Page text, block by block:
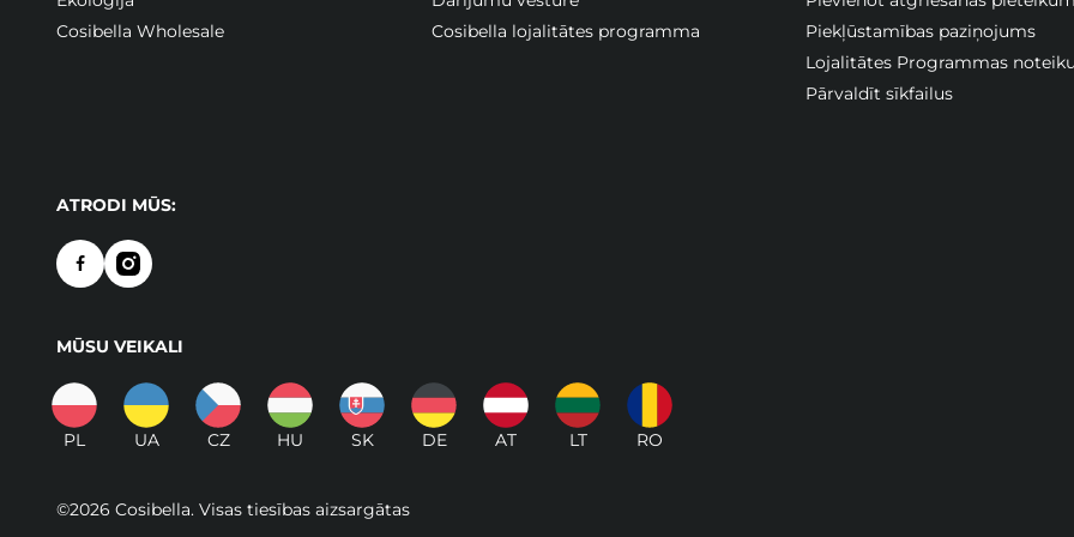
Cosibella Wholesale
Cosibella lojalitātes programma
Piekļūstamības paziņojums
Lojalitātes Programmas
Pārvaldīt sīkfailus
ATRODI MŪS:
MŪSU VEIKALI
PL UA CZ HU SK DE AT LT RO
©2026 Cosibella. Visas tiesības aizsargātas